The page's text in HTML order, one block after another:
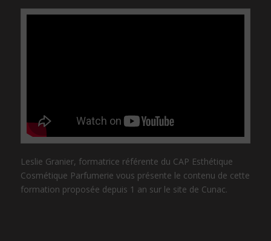
Leslie Granier, formatrice référente du CAP Esthétique
Cosmétique Parfumerie vous présente le contenu de cette
formation proposée depuis 1 an sur le site de Cunac.